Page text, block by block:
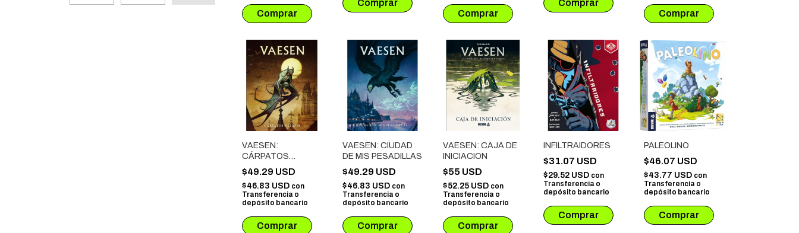
VAESEN:
CÁRPATOS
MÍTICOS
$49.29 USD
$46.83 USD con
Transferencia o
depósito bancario
VAESEN: CIUDAD
DE MIS PESADILLAS
$49.29 USD
$46.83 USD con
Transferencia o
depósito bancario
VAESEN: CAJA DE
INICIACION
$55 USD
$52.25 USD con
Transferencia o
depósito bancario
INFILTRAIDORES
$31.07 USD
$29.52 USD con
Transferencia o
depósito bancario
PALEOLINO
$46.07 USD
$43.77 USD con
Transferencia o
depósito bancario